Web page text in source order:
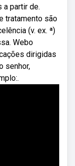
a partir de.
tratamento são
(v. ex. ª)
Webo
dirigidas
senhor,